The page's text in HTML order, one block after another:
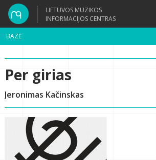
LIETUVOS MUZIKOS
INFORMACIJOS CENTRAS
BAZĖ
Per girias
Jeronimas Kačinskas